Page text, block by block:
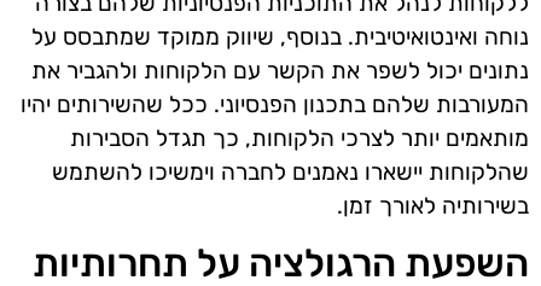
נוחה ואינטואיטיבית. בנוסף, שיווק ממוקד שמתבסס על
נתונים יכול לשפר את הקשר עם הלקוחות ולהגביר את
המעורבות שלהם בתכנון הפנסיוני. ככל שהשירותים יהיו
מותאמים יותר לצרכי הלקוחות, כך תגדל הסבירות
שהלקוחות יישארו נאמנים לחברה וימשיכו להשתמש
בשירותיה לאורך זמן.
השפעת הרגולציה על תחרותיות